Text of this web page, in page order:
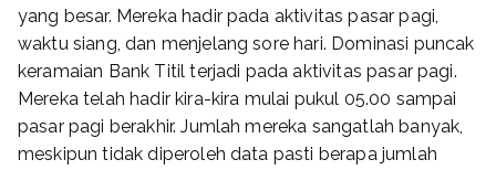
yang besar. Mereka hadir pada aktivitas pasar pagi,
waktu siang, dan menjelang sore hari. Dominasi puncak
keramaian Bank Titil terjadi pada aktivitas pasar pagi.
Mereka telah hadir kira-kira mulai pukul 05.00 sampai
pasar pagi berakhir. Jumlah mereka sangatlah banyak,
meskipun tidak diperoleh data pasti berapa jumlah